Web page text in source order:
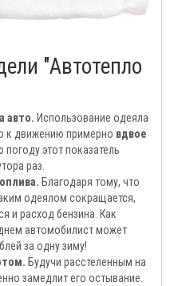
"Автотепло
авто. Использование одеяла
к движению примерно вдвое
этот показатель
раз.
Благодаря тому, что
одеялом сокращается,
и расход бензина. Как
автомобилист может
за одну зиму!
Будучи расстеленным на
замедлит его остывание.